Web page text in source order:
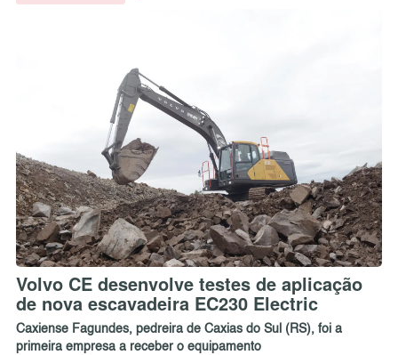
Volvo CE desenvolve testes de aplicação
de nova escavadeira EC230 Electric
Caxiense Fagundes, pedreira de Caxias do Sul (RS), foi a
primeira empresa a receber o equipamento